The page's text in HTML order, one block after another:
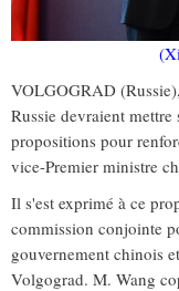
VOLGOGRAD
Russie devraient
propositions pour
vice-Premier ministre
Il s'est exprimé à ce
commission conjointe
gouvernement chinois
Volgograd. M. Wang